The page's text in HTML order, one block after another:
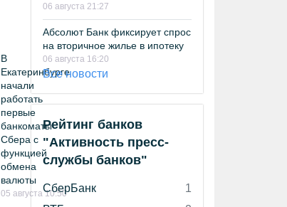
В
Екатеринбурге
начали
работать
первые
банкоматы
Сбера с
функцией
обмена
валюты
05 августа 10:50
06 августа 21:27
Абсолют Банк фиксирует спрос
на вторичное жилье в ипотеку
06 августа 16:20
Все новости
Рейтинг банков
"Активность пресс-
службы банков"
СберБанк
1